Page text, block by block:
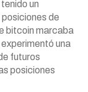
un
de
bitcoin marcaba
una
futuros
posiciones